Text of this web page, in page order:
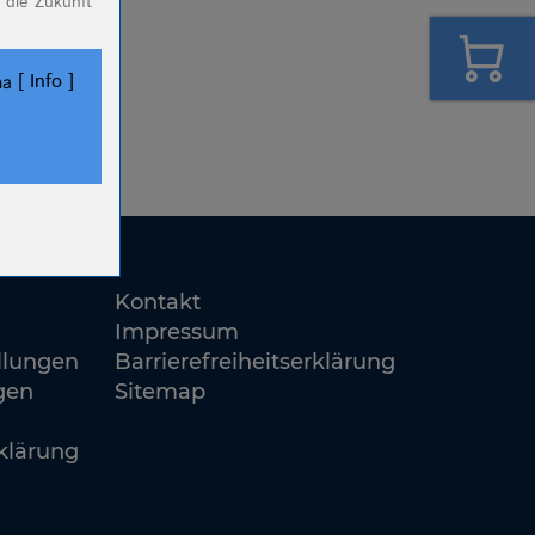
Kontakt
Impressum
Barrierefreiheitserklärung
Sitemap
Info